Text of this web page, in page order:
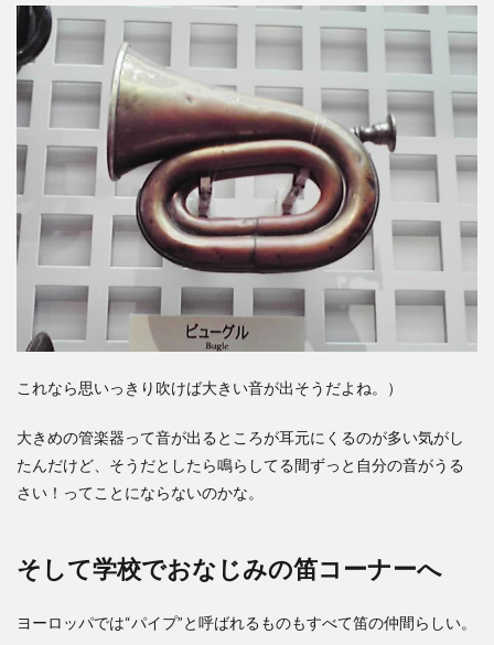
これなら思いっきり吹けば大きい音が出そうだよね。）
大きめの管楽器って音が出るところが耳元にくるのが多い気がし
たんだけど、そうだとしたら鳴らしてる間ずっと自分の音がうる
さい！ってことにならないのかな。
そして学校でおなじみの笛コーナーへ
ヨーロッパでは“パイプ”と呼ばれるものもすべて笛の仲間らしい。